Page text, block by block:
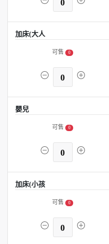
0
加床(大人
可售 0
0
嬰兒
可售 0
0
加床(小孩
可售 0
0